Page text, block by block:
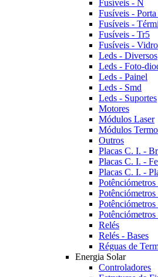
Fusíveis - N
Fusíveis -
Fusíveis -
Fusíveis - Tr5
Fusíveis - Vidro
Leds - Diversos
Leds - Foto-
Leds - Painel
Leds - Smd
Leds - Suportes
Motores
Módulos Laser
Módulos
Outros
Placas C. I. -
Placas C. I. -
Placas C. I. -
Relés
Relés - Bases
Réguas de
Energia Solar
Controladores